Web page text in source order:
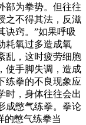
部为拳势。但往往
之不得其法，反滋
诀窍。”如果呼吸
耗氧过多造成氧
乱，这时疲劳细胞
使手脚失调，造成
练拳的不良现象应
时，身体往往会出
成憋气练拳。拳论
的憋气练拳当